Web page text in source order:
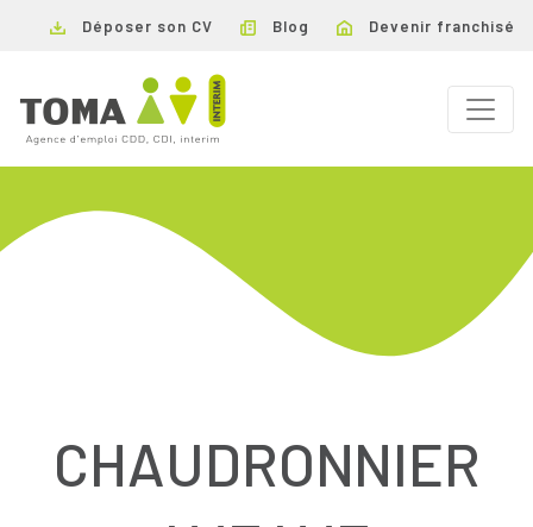
Déposer son CV Blog Devenir franchisé
CHAUDRONNIER